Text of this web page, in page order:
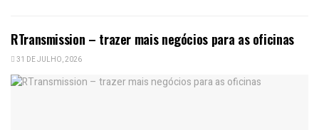
RTransmission – trazer mais negócios para as oficinas
31 DE JULHO, 2026